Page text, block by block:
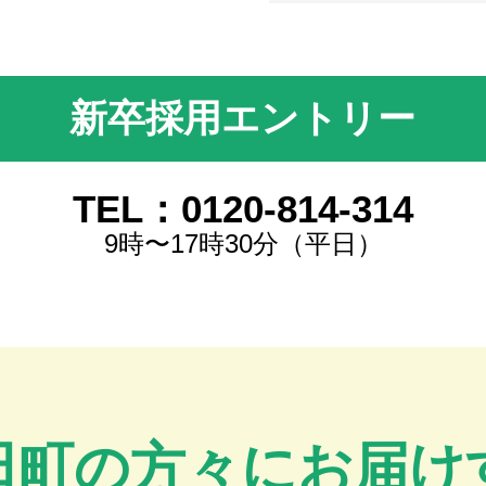
新卒採用エントリー
TEL：0120-814-314
9時〜17時30分（平日）
町の方々にお届け